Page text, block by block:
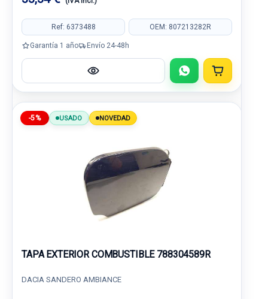
Ref: 6373488 OEM: 807213282R
Garantía 1 año Envío 24-48h
-5% USADO NOVEDAD
TAPA EXTERIOR COMBUSTIBLE 788304589R
DACIA SANDERO AMBIANCE